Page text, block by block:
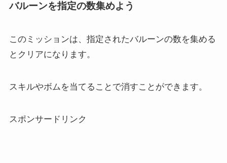
バルーンを指定の数集めよう
このミッションは、指定されたバルーンの数を集める
とクリアになります。
スキルやボムを当てることで消すことができます。
スポンサードリンク